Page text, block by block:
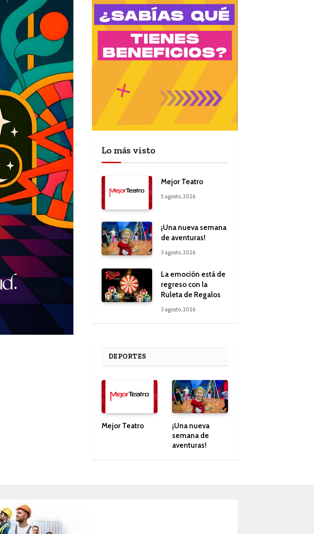
Lo más visto
Mejor Teatro
5 agosto, 2026
¡Una nueva semana
de aventuras!
3 agosto, 2026
La emoción está de
regreso con la
Ruleta de Regalos
3 agosto, 2026
DEPORTES
Mejor Teatro
¡Una nueva
semana de
aventuras!